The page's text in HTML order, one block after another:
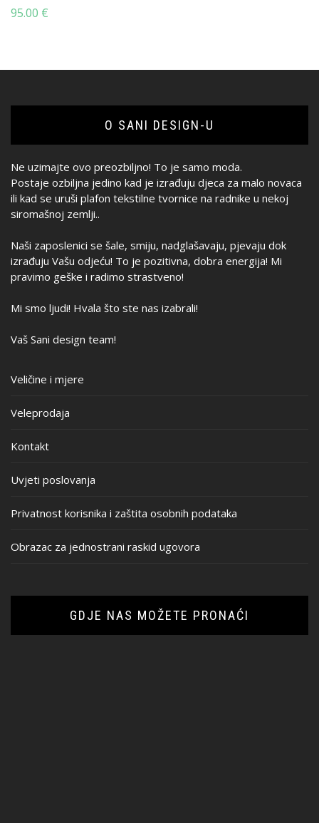
95.00 €
O SANI DESIGN-U
Ne uzimajte ovo preozbiljno! To je samo moda.
Postaje ozbiljna jedino kad je izrađuju djeca za malo novaca
ili kad se uruši plafon tekstilne tvornice na radnike u nekoj
siromašnoj zemlji..
Naši zaposlenici se šale, smiju, nadglašavaju, pjevaju dok
izrađuju Vašu odjeću! To je pozitivna, dobra energija! Mi
pravimo geške i radimo strastveno!
Mi smo ljudi! Hvala što ste nas izabrali!
Vaš Sani design team!
Veličine i mjere
Veleprodaja
Kontakt
Uvjeti poslovanja
Privatnost korisnika i zaštita osobnih podataka
Obrazac za jednostrani raskid ugovora
GDJE NAS MOŽETE PRONAĆI